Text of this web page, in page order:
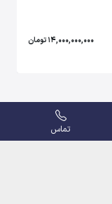
14,000,000,000 تومان
تماس